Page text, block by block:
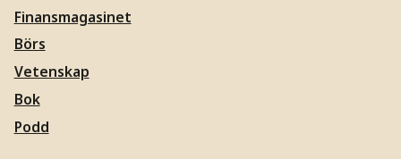
Finansmagasinet
Börs
Vetenskap
Bok
Podd